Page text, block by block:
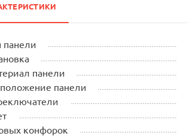
панели
панели
панели
конфорок